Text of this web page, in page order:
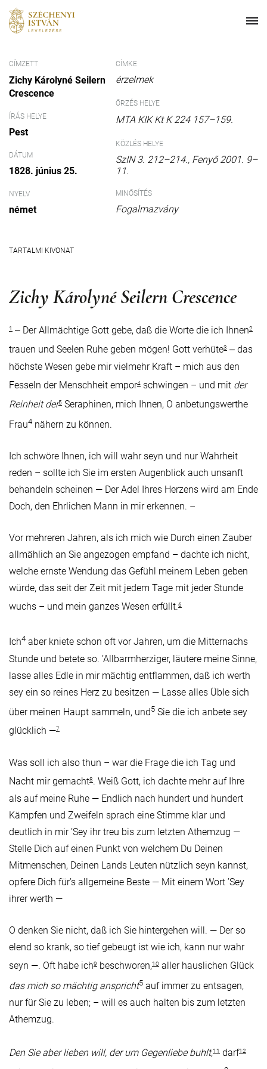
CÍMZETT
Zichy Károlyné Seilern
Crescence
ÍRÁS HELYE
Pest
DÁTUM
1828. június 25.
NYELV
német
CÍMKE
érzelmek
ŐRZÉS HELYE
MTA KIK Kt K 224 157–159.
KÖZLÉS HELYE
SzIN 3. 212–214., Fenyő 2001. 9–
11.
MINŐSÍTÉS
Fogalmazvány
TARTALMI KIVONAT
Zichy Károlyné Seilern Crescence
1 ‒ Der Allmächtige Gott gebe, daß die Worte die ich Ihnen2
trauen und Seelen Ruhe geben mögen! Gott verhüte3 ‒ das
höchste Wesen gebe mir vielmehr Kraft – mich aus den
Fesseln der Menschheit empor4 schwingen – und mit der
Reinheit der5 Seraphinen, mich Ihnen, O anbetungswerthe
Frau4 nähern zu können.
Ich schwöre Ihnen, ich will wahr seyn und nur Wahrheit
reden – sollte ich Sie im ersten Augenblick auch unsanft
behandeln scheinen — Der Adel Ihres Herzens wird am Ende
Doch, den Ehrlichen Mann in mir erkennen. –
Vor mehreren Jahren, als ich mich wie Durch einen Zauber
allmählich an Sie angezogen empfand – dachte ich nicht,
welche ernste Wendung das Gefühl meinem Leben geben
würde, das seit der Zeit mit jedem Tage mit jeder Stunde
wuchs – und mein ganzes Wesen erfüllt.6
Ich4 aber kniete schon oft vor Jahren, um die Mitternachs
Stunde und betete so. ’Allbarmherziger, läutere meine Sinne,
lasse alles Edle in mir mächtig entflammen, daß ich werth
sey ein so reines Herz zu besitzen — Lasse alles Üble sich
über meinen Haupt sammeln, und5 Sie die ich anbete sey
glücklich —7
Was soll ich also thun – war die Frage die ich Tag und
Nacht mir gemacht8. Weiß Gott, ich dachte mehr auf Ihre
als auf meine Ruhe — Endlich nach hundert und hundert
Kämpfen und Zweifeln sprach eine Stimme klar und
deutlich in mir ’Sey ihr treu bis zum letzten Athemzug —
Stelle Dich auf einen Punkt von welchem Du Deinen
Mitmenschen, Deinen Lands Leuten nützlich seyn kannst,
opfere Dich für’s allgemeine Beste — Mit einem Wort ’Sey
ihrer werth —
O denken Sie nicht, daß ich Sie hintergehen will. — Der so
elend so krank, so tief gebeugt ist wie ich, kann nur wahr
seyn —. Oft habe ich9 beschworen,10 aller hauslichen Glück
das mich so mächtig anspricht5 auf immer zu entsagen,
nur für Sie zu leben; – will es auch halten bis zum letzten
Athemzug.
Den Sie aber lieben will, der um Gegenliebe buhlt,11 darf12